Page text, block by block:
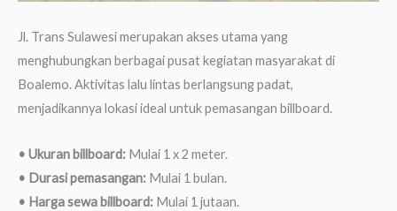
Jl. Trans Sulawesi merupakan akses utama yang
menghubungkan berbagai pusat kegiatan masyarakat di
Boalemo. Aktivitas lalu lintas berlangsung padat,
menjadikannya lokasi ideal untuk pemasangan billboard.
• Ukuran billboard: Mulai 1 x 2 meter.
• Durasi pemasangan: Mulai 1 bulan.
• Harga sewa billboard: Mulai 1 jutaan.